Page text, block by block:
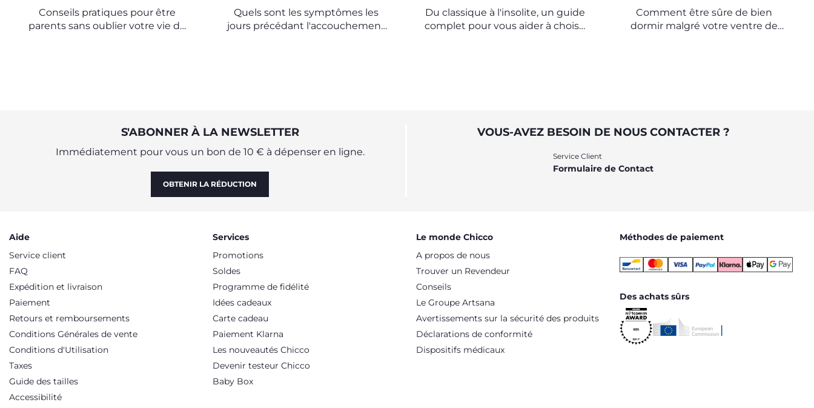
PARVENIR ?
Conseils pratiques pour être
parents sans oublier votre vie de
Quels sont les symptômes les
jours précédant l'accouchement
Du classique à l'insolite, un guide
complet pour vous aider à choisir
Comment être sûre de bien
dormir malgré votre ventre de
S'ABONNER À LA NEWSLETTER
Immédiatement pour vous un bon de 10 € à dépenser en ligne.
OBTENIR LA RÉDUCTION
VOUS-AVEZ BESOIN DE NOUS CONTACTER ?
Service Client
Formulaire de Contact
Aide
Service client
FAQ
Expédition et livraison
Paiement
Retours et remboursements
Conditions Générales de vente
Conditions d'Utilisation
Taxes
Guide des tailles
Accessibilité
Services
Promotions
Soldes
Programme de fidélité
Idées cadeaux
Carte cadeau
Paiement Klarna
Les nouveautés Chicco
Devenir testeur Chicco
Baby Box
Le monde Chicco
A propos de nous
Trouver un Revendeur
Conseils
Le Groupe Artsana
Avertissements sur la sécurité des produits
Déclarations de conformité
Dispositifs médicaux
Méthodes de paiement
Des achats sûrs